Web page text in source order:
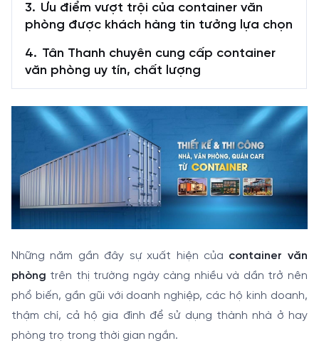
Ưu điểm vượt trội của container văn
phòng được khách hàng tin tưởng lựa chọn
Tân Thanh chuyên cung cấp container
văn phòng uy tín, chất lượng
Những năm gần đây sự xuất hiện của container văn
phòng trên thị trường ngày càng nhiều và dần trở nên
phổ biến, gần gũi với doanh nghiệp, các hộ kinh doanh,
thậm chí, cả hộ gia đình để sử dụng thành nhà ở hay
phòng trọ trong thời gian ngắn.